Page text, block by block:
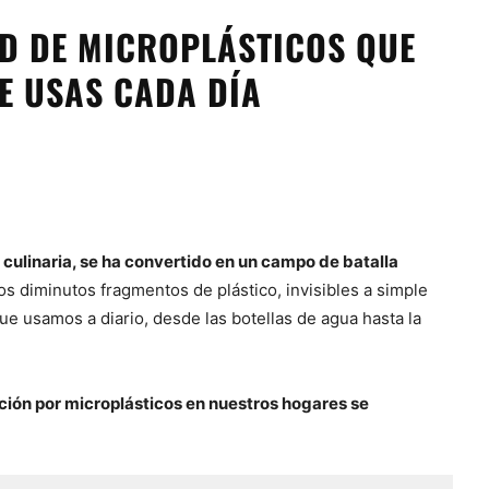
DE MICROPLÁSTICOS QUE
USAS CADA DÍA
se ha convertido en un campo de batalla
diminutos fragmentos de plástico, invisibles a simple
usamos a diario, desde las botellas de agua hasta la
por microplásticos en nuestros hogares se